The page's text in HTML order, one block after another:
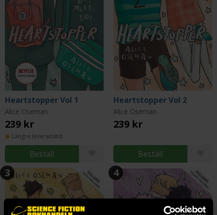
Heartstopper Vol 1
Alice Oseman
239 kr
Längre leveranstid
Beställ
Heartstopper Vol 2
Alice Oseman
239 kr
Beställ
3 4